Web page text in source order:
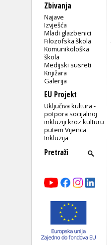
Zbivanja
Najave
Izvješća
Mladi glazbenici
Filozofska škola
Komunikološka
škola
Medijski susreti
Knjižara
Galerija
EU Projekt
Uključiva kultura -
potpora socijalnoj
inkluziji kroz kulturu
putem Vijenca
Inkluzija